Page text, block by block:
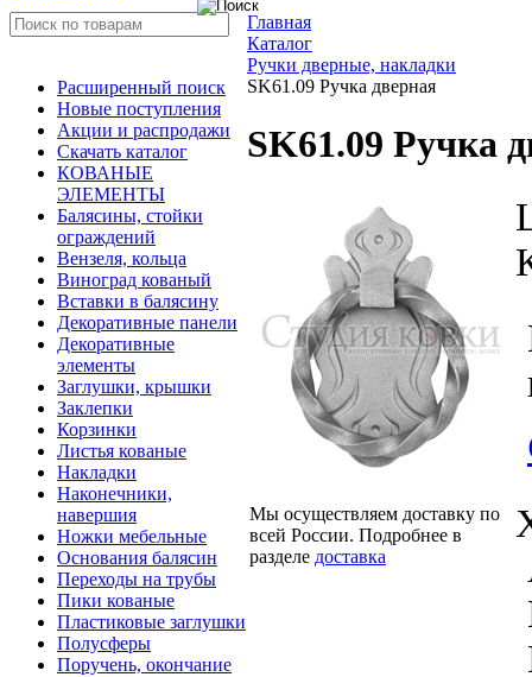
Расширенный поиск
Новые поступления
Акции и распродажи
Скачать каталог
КОВАНЫЕ
ЭЛЕМЕНТЫ
Балясины, стойки
ограждений
Вензеля, кольца
Виноград кованый
Вставки в балясину
Декоративные панели
Декоративные
элементы
Заглушки, крышки
Заклепки
Корзинки
Листья кованые
Накладки
Наконечники,
навершия
Ножки мебельные
Основания балясин
Переходы на трубы
Пики кованые
Пластиковые заглушки
Полусферы
Поручень, окончание
Главная
Каталог
Ручки дверные, накладки
SK61.09 Ручка дверная
SK61.09 Ручка
Мы осуществляем доставку по
всей России. Подробнее в
разделе доставка